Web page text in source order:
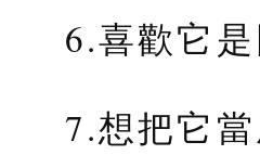
6.喜歡它
7.想把它